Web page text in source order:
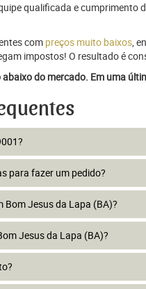
qualificada e
com preços muito baixos,
impostos! O resultado é
do mercado. Em uma
para fazer um pedido?
Bom Jesus da Lapa (BA)?
Jesus da Lapa (BA)?